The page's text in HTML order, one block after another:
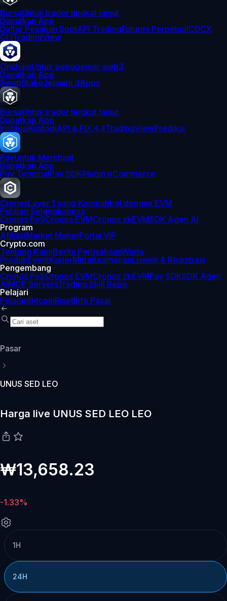
BursaUntuk trader tingkat lanjut
Dapatkan App
Daftar Pesanan SpotAPI TradingFutures PerpetualCDCX
CLITradingView
OnchainUntuk penggemar web3
Dapatkan App
SwapStakeJelajahi dApps
BursaUntuk trader tingkat lanjut
Dapatkan App
InstitusiKustodiAPI & FIX 4.4TradingViewPrediksi
PayUntuk Merchant
Dapatkan App
Pay TerminalPay SDKPlugin eCommerce
CronosLayer 1 yang Kompatibel dengan EVM
Pelajari Selengkapnya
Cronos PoSCronos EVMCronos zkEVMSDK Agen AI
Program
AfiliasiMarket MakerPortal VIP
Crypto.com
Tentang KamiBerita PerusahaanWarta
ProdukEventKarierMitraKeamananLisensi & Registrasi
Pengembang
Cronos PoSCronos EVMCronos zkEVMPay SDKSDK Agen
AIMCP ServersTrading Skill Repo
Pelajari
PelajariBitcoinRisetInfo Pasar
Pasar
UNUS SED LEO
Harga live UNUS SED LEO LEO
₩13,658.23
-1.33%
1H
24H